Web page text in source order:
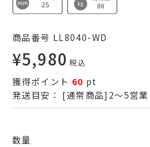
商品番号 LL8040-WD
¥5,980 税込
獲得ポイント 60 pt
発送目安： [通常商品]2～5営